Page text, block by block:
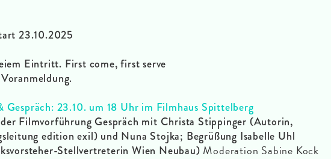
23.10.2025
Eintritt. First come, first serve
Gespräch: 23.10. um 18 Uhr im Filmhaus Spittelberg
Filmvorführung Gespräch mit Christa Stippinger (Autorin,
edition exil) und Nuna Stojka; Begrüßung Isabelle Uhl
Stellvertreterin Wien Neubau) Moderation Sabine Kock